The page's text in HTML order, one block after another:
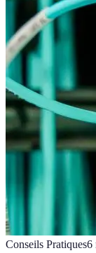
Conseils Pratiques6